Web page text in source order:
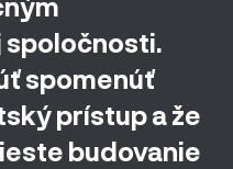
spoločnosti.
spomenúť
prístup a že
budovanie